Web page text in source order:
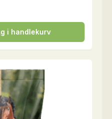
i handlekurv